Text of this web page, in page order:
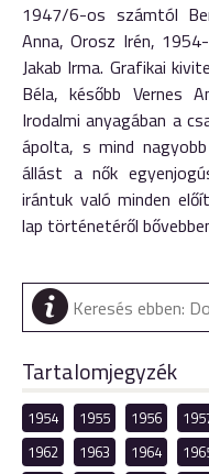
1947/6-os számtól
Anna, Orosz Irén,
Jakab Irma. Grafikai
Béla, később Vernes
Irodalmi anyagában a
ápolta, s mind
állást a nők
irántuk való minden
lap történetéről
Tartalomjegyzék
1954 1955 1956
1962
1963 1964